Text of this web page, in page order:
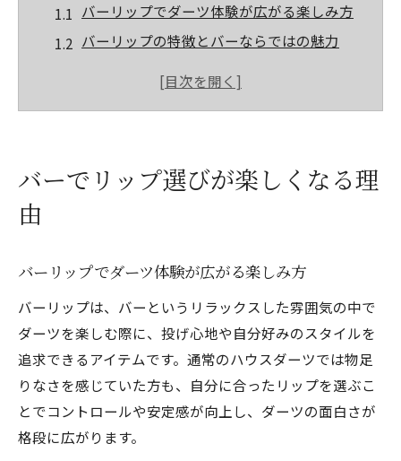
バーリップでダーツ体験が広がる楽しみ方
バーリップの特徴とバーならではの魅力
ダーツ初心者がバーリップを選ぶ理由
バーリップと2BA規格の違いとは
バーリップとフライトの組み合わせ方
ダーツ上達に役立つバーリップ知識
自分に合うバーリップの見極め方を解説
バーリップの重さや長さの選び方を紹介
自分の投げ方に合うバーリップを探す方法
バーリップとフライトのバランスを考える
バーでリップ選びが楽しくなる理
由
バーリップでダーツ体験が広がる楽しみ方
バーリップは、バーというリラックスした雰囲気の中で
ダーツを楽しむ際に、投げ心地や自分好みのスタイルを
追求できるアイテムです。通常のハウスダーツでは物足
りなさを感じていた方も、自分に合ったリップを選ぶこ
とでコントロールや安定感が向上し、ダーツの面白さが
格段に広がります。